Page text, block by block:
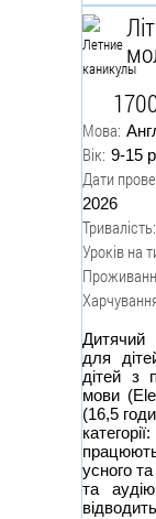
Мова:
Вік: 9-15
Дати
2026
Тривалість:
Уроків на
Дитячий
для
дітей з
мови
(16,5
усного
та